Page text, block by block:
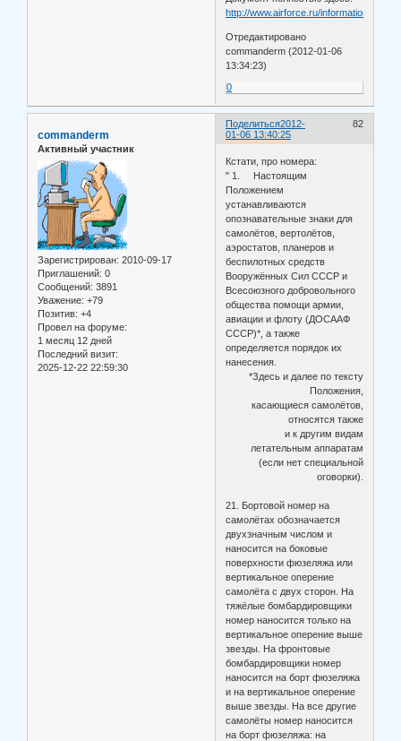
http://www.airforce.ru/information/
Отредактировано
commanderm (2012-01-06
13:34:23)
0
Поделиться 82
2012-
01-06 13:40:25
commanderm
Активный участник
Зарегистрирован: 2010-09-17
Приглашений: 0
Сообщений: 3891
Уважение: +79
Позитив: +4
Провел на форуме:
1 месяц 12 дней
Последний визит:
2025-12-22 22:59:30
Кстати, про номера:
" 1. Настоящим
Положением
устанавливаются
опознавательные знаки для
самолётов, вертолётов,
аэростатов, планеров и
беспилотных средств
Вооружённых Сил СССР и
Всесоюзного добровольного
общества помощи армии,
авиации и флоту (ДОСААФ
СССР)*, а также
определяется порядок их
нанесения.
*Здесь и далее по тексту
Положения,
касающиеся самолётов,
относятся также
и к другим видам
летательным аппаратам
(если нет специальной
оговорки).
21. Бортовой номер на
самолётах обозначается
двухзначным числом и
наносится на боковые
поверхности фюзеляжа или
вертикальное оперение
самолёта с двух сторон. На
тяжёлые бомбардировщики
номер наносится только на
вертикальное оперение выше
звезды. На фронтовые
бомбардировщики номер
наносится на борт фюзеляжа
и на вертикальное оперение
выше звезды. На все другие
самолёты номер наносится
на борт фюзеляжа: на